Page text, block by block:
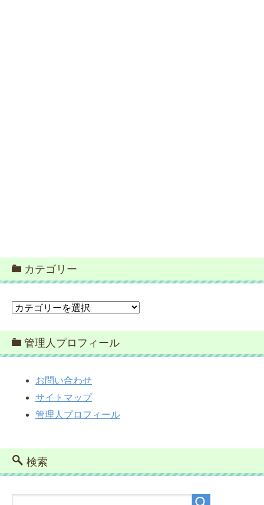
カテゴリー
カ
ゴ
リ
ー
管理人プロフィール
お問い合わせ
サイトマップ
管理人プロフィール
検索